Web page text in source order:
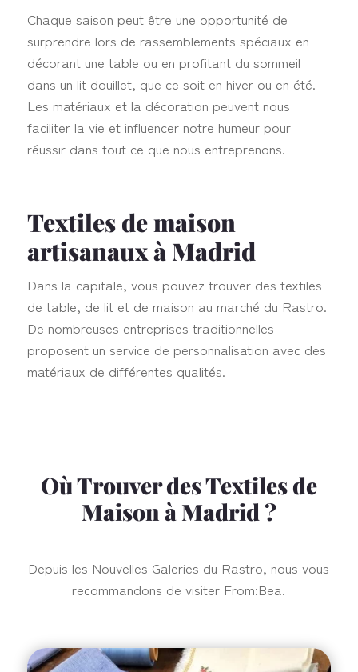
Chaque saison peut être une opportunité de
surprendre lors de rassemblements spéciaux en
décorant une table ou en profitant du sommeil
dans un lit douillet, que ce soit en hiver ou en été.
Les matériaux et la décoration peuvent nous
faciliter la vie et influencer notre humeur pour
réussir dans tout ce que nous entreprenons.
Textiles de maison
artisanaux à Madrid
Dans la capitale, vous pouvez trouver des textiles
de table, de lit et de maison au marché du Rastro.
De nombreuses entreprises traditionnelles
proposent un service de personnalisation avec des
matériaux de différentes qualités.
Où Trouver des Textiles de
Maison à Madrid ?
Depuis les Nouvelles Galeries du Rastro, nous vous
recommandons de visiter From:Bea.